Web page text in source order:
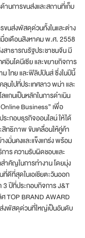
นการขนส่งและสถานที่เก็บ
ขนส่งพัสดุด่วนทั้งในและต่าง
มื่อเดือนสิงหาคม พ.ศ. 2558
สาธารณรัฐประชาชนจีน มี
อินโดนีเซีย และขยายกิจการ
ม ไทย และฟิลิปปินส์ ซึ่งในปีนี้
มไปที่ประเทศลาว พม่า และ
แกนเป็นหลักในการดำเนิน
Business” เพื่อ
ะกอบธุรกิจออนไลน์ ให้ได้
สิทธิภาพ ขับเคลื่อนให้คู่ค้า
งมั่นคงและแข็งแกร่ง พร้อม
าร ความรับผิดชอบและ
คัญในการทำงาน โดยมุ่ง
ดีที่สุดในเอเชียตะวันออก
3 ปีที่ประกอบกิจการ J&T
TOP BRAND AWARD
งพัสดุด่วนที่ใหญ่เป็นอันดับ